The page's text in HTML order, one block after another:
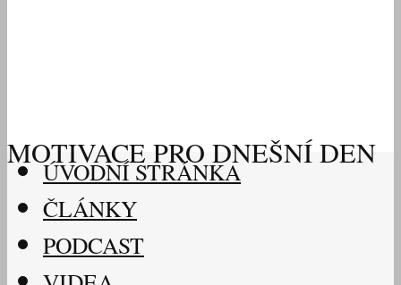
MOTIVACE PRO DNEŠNÍ DEN
ÚVODNÍ STRÁNKA
ČLÁNKY
PODCAST